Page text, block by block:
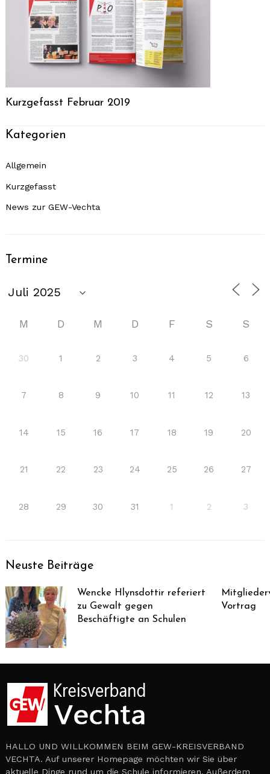
Kurzgefasst Februar 2019
Kategorien
Allgemein
Kurzgefasst
News zur GEW-Vechta
Termine
M D M D F S S
30 1 2 3 4 5 6
7 8 9 10 11 12 13
14 15 16 17 18 19 20
21 22 23 24 25 26 27
28 29 30 31 1 2 3
Neuste Beiträge
Wencke Hlynsdottir referiert
zu Gewalt gegen
Beschäftigte an Schulen
Vortrag
HALLO UND WILLKOMMEN BEIM GEW-KREISVERBAND
VECHTA. Auf unserer Homepage möchten wir Sie über
aktuelle Dinge rund um die Schule informieren. Außerdem